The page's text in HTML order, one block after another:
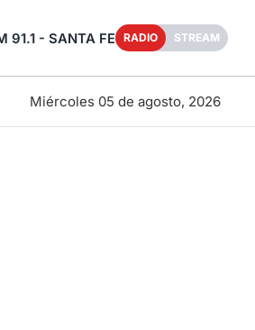
91.1 - SANTA FE RADIO STREAM
Miércoles 05 de agosto, 2026